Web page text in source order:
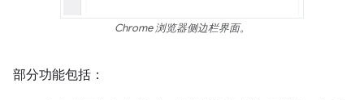
Chrome 浏览器侧边栏界面。
部分功能包括：